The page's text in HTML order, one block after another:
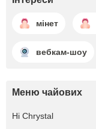
мінет
вебкам-шоу
Меню чайових
Hi Chrystal